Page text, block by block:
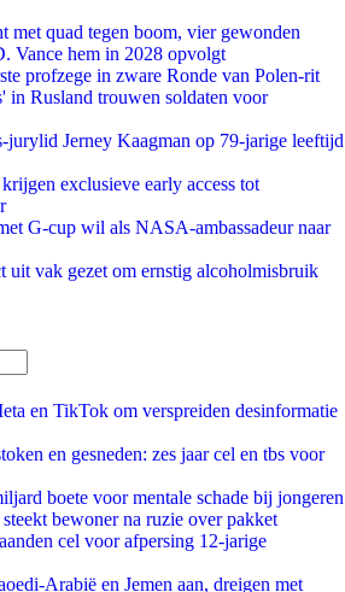
met quad tegen boom, vier gewonden
Vance hem in 2028 opvolgt
profzege in zware Ronde van Polen-rit
in Rusland trouwen soldaten voor
jurylid Jerney Kaagman op 79-jarige leeftijd
exclusieve early access tot
G-cup wil als NASA-ambassadeur naar
uit vak gezet om ernstig alcoholmisbruik
en TikTok om verspreiden desinformatie
en gesneden: zes jaar cel en tbs voor
boete voor mentale schade bij jongeren
bewoner na ruzie over pakket
cel voor afpersing 12-jarige
Arabië en Jemen aan, dreigen met